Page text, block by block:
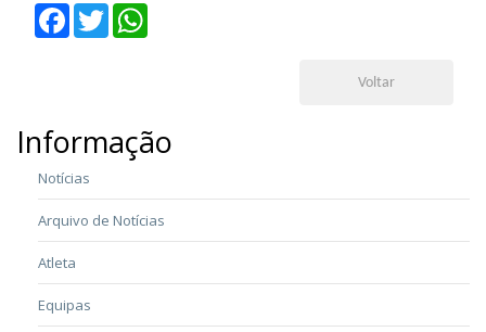
Facebook
Twitter
Voltar
Informação
Notícias
Arquivo de Notícias
Atleta
Equipas